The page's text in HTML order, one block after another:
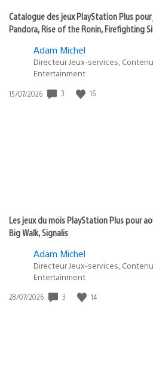
Catalogue des jeux PlayStation Plus
Pandora, Rise of the Ronin, Firefighting
Adam Michel
Directeur Jeux-services,
Entertainment
Date
15/07/2026 3 16
Les jeux du mois PlayStation Plus pour
Big Walk, Signalis
Adam Michel
Directeur Jeux-services,
Entertainment
Date
28/07/2026 3 14